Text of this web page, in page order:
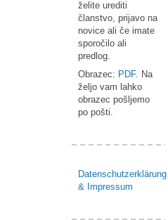
želite urediti
članstvo, prijavo na
novice ali če imate
sporočilo ali
predlog.
Obrazec: PDF. Na
željo vam lahko
obrazec pošljemo
po pošti.
Datenschutzerklärung
& Impressum